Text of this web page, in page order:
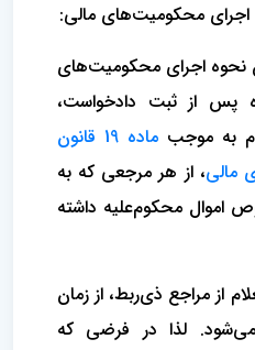
ماده 10 قانون نحوه اجرای محکومیت‌های
پس از ثبت دادخواست،
به موجب
ماده 19 قانون
مالی، از هر مرجعی که به
اموال محکوم‌علیه داشته
از مراجع ذی‌ربط، از زمان
لذا در فرضی که